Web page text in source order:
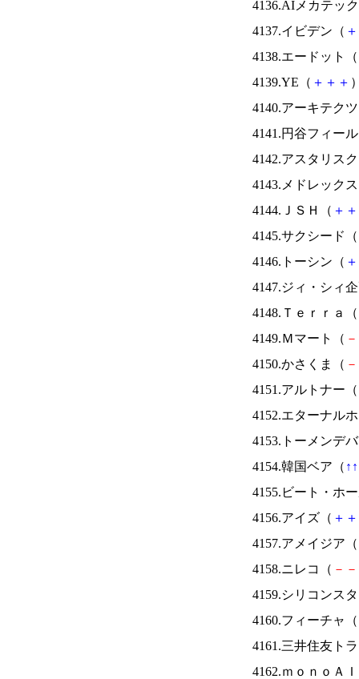
4136.AIメカテッ
4137.イビデン（ ＋
4138.エードット（
4139.YE（ ＋ ＋ ＋
4140.アーキテク
4141.円谷フィー
4142.アスタリス
4143.メドレック
4144.ＪＳＨ（ ＋ ＋
4145.サクシード（
4146.トーシン（ ＋
4147.ジィ・シィ
4148.Ｔｅｒｒａ（
4149.Ｍマート（ －
4150.かさくま（ －
4151.アルトナー（
4152.エターナル
4153.トーメンデ
4154.韓国ベア（ ↑ ↑
4155.ビート・ホ
4156.アイズ（ ＋ ＋
4157.アメイジア（
4158.ニレコ（ － －
4159.シリコンス
4160.フィーチャ（
4161.三井住友ト
4162.ｍｏｎｏＡ